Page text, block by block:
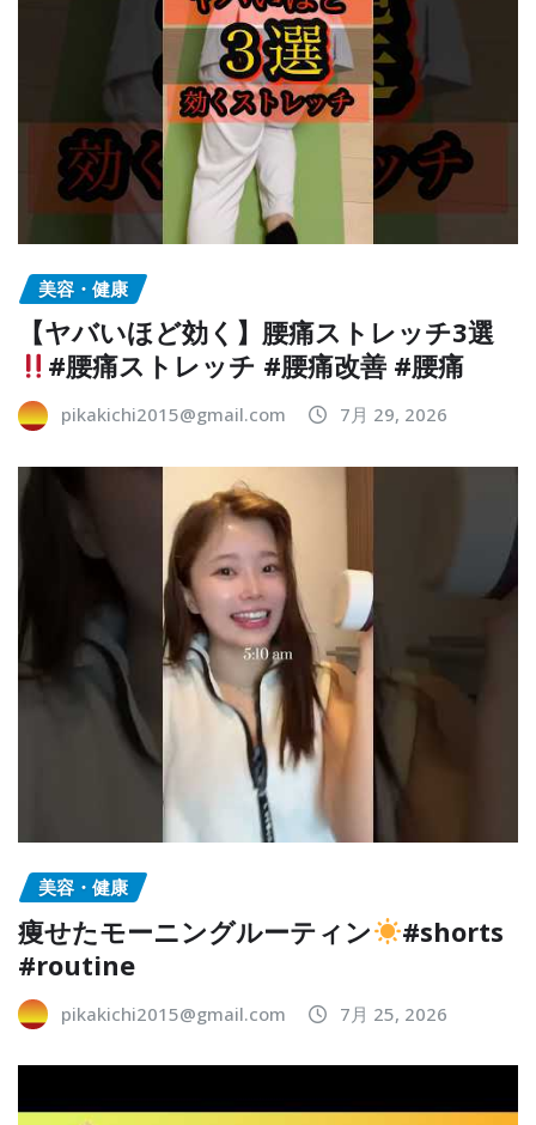
美容・健康
【ヤバいほど効く】腰痛ストレッチ3選
#腰痛ストレッチ #腰痛改善 #腰痛
pikakichi2015@gmail.com 7月 29, 2026
美容・健康
痩せたモーニングルーティン
#shorts
#routine
pikakichi2015@gmail.com 7月 25, 2026